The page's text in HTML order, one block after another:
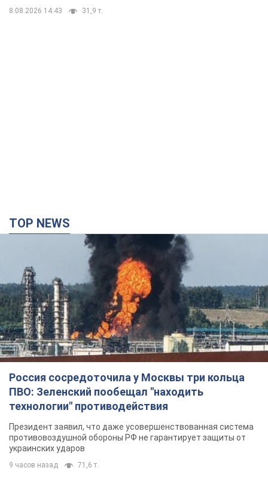
8.08.2026 14:43 31,9 т.
TOP NEWS
Россия сосредоточила у Москвы три кольца
ПВО: Зеленский пообещал "находить
технологии" противодействия
Президент заявил, что даже усовершенствованная система
противовоздушной обороны РФ не гарантирует защиты от
украинских ударов
9 часов назад 71,6 т.